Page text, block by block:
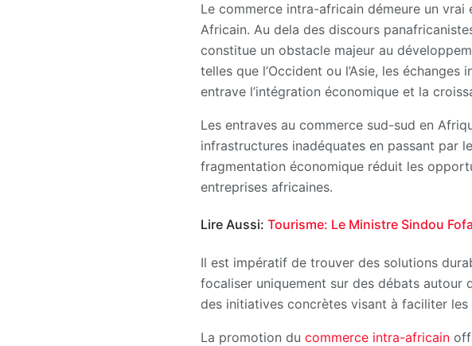
Le commerce intra-africain démeure un
Africain. Au dela des discours
constitue un obstacle majeur au
telles que l’Occident ou l’Asie, les
entrave l’intégration économique et la
Les entraves au commerce sud-sud en
infrastructures inadéquates en passant par
fragmentation économique réduit les
entreprises africaines.
Lire Aussi: Tourisme: Le Ministre Sindou
Il est impératif de trouver des solutions
focaliser uniquement sur des débats autour
des initiatives concrètes visant à faciliter
La promotion du commerce intra-africain